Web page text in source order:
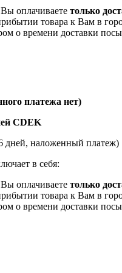
оплачиваете только
товара к Вам в
о времени доставки
платежа нет)
CDEK
дней, наложенный платеж)
в себя:
оплачиваете только
товара к Вам в
о времени доставки